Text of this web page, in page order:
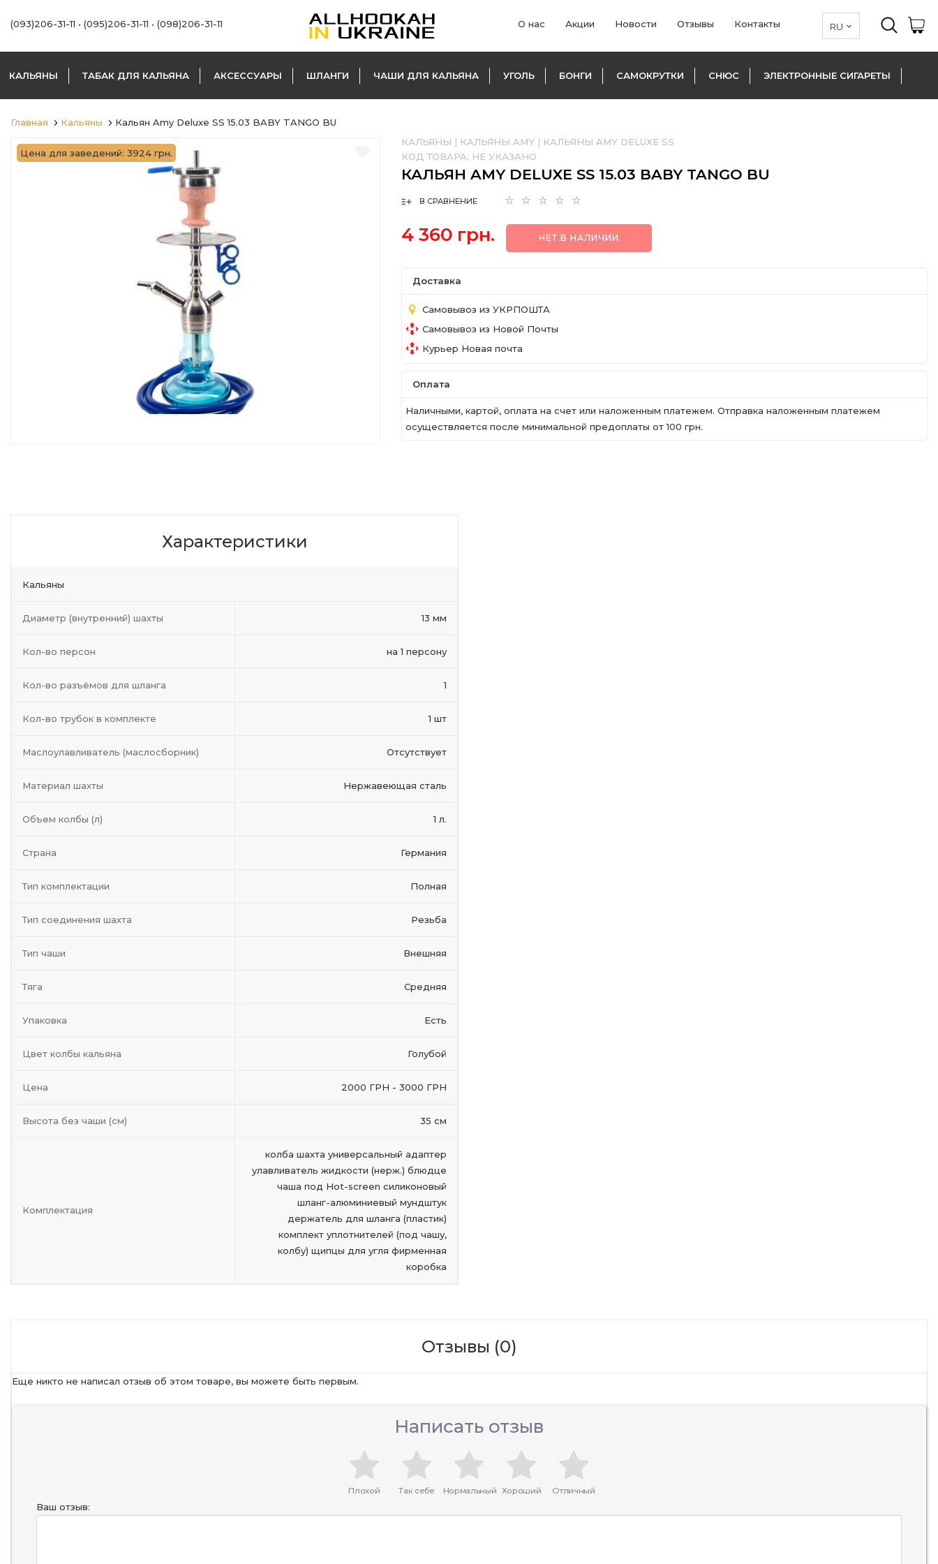
(093)206-31-11 • (095)206-31-11 • (098)206-31-11 О нас Акции Новости Отзывы Контакты
КАЛЬЯНЫ ТАБАК ДЛЯ КАЛЬЯНА АКСЕССУАРЫ ШЛАНГИ ЧАШИ ДЛЯ КАЛЬЯНА УГОЛЬ БОНГИ САМОКРУТКИ СНЮС ЭЛЕКТРОННЫЕ СИГАРЕТЫ
Главная Кальяны Кальян Amy Deluxe SS 15.03 BABY TANGO BU
Цена для заведений: 3924 грн.
КАЛЬЯНЫ | КАЛЬЯНЫ AMY | КАЛЬЯНЫ AMY DELUXE SS
КОД ТОВАРА: НЕ УКАЗАНО
КАЛЬЯН AMY DELUXE SS 15.03 BABY TANGO BU
В СРАВНЕНИЕ
4 360 грн. НЕТ В НАЛИЧИИ
Доставка
Самовывоз из УКРПОШТА
Самовывоз из Новой Почты
Курьер Новая почта
Оплата
Наличными, картой, оплата на счет или наложенным платежем. Отправка наложенным платежем
осуществляется после минимальной предоплаты от 100 грн.
Характеристики
Кальяны
Диаметр (внутренний) шахты 13 мм
Кол-во персон на 1 персону
Кол-во разъёмов для шланга 1
Кол-во трубок в комплекте 1 шт
Маслоулавливатель (маслосборник) Отсутствует
Материал шахты Нержавеющая сталь
Объем колбы (л) 1 л.
Страна Германия
Тип комплектации Полная
Тип соединения шахта Резьба
Тип чаши Внешняя
Тяга Средняя
Упаковка Есть
Цвет колбы кальяна Голубой
Цена 2000 ГРН - 3000 ГРН
Высота без чаши (см) 35 см
Комплектация
колба шахта универсальный адаптер
улавливатель жидкости (нерж.) блюдце
чаша под Hot-screen силиконовый
шланг-алюминиевый мундштук
держатель для шланга (пластик)
комплект уплотнителей (под чашу,
колбу) щипцы для угля фирменная
коробка
Отзывы (0)
Еще никто не написал отзыв об этом товаре, вы можете быть первым.
Написать отзыв
Плохой Так себе Нормальный Хороший Отличный
Ваш отзыв: